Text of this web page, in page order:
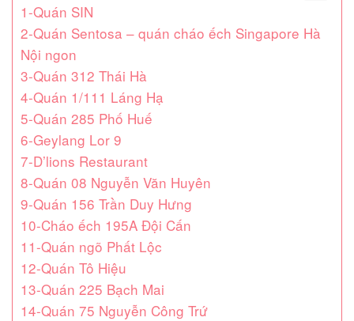
1-Quán SIN
2-Quán Sentosa – quán cháo ếch Singapore Hà
Nội ngon
3-Quán 312 Thái Hà
4-Quán 1/111 Láng Hạ
5-Quán 285 Phố Huế
6-Geylang Lor 9
7-D’lions Restaurant
8-Quán 08 Nguyễn Văn Huyên
9-Quán 156 Trần Duy Hưng
10-Cháo ếch 195A Đội Cấn
11-Quán ngõ Phất Lộc
12-Quán Tô Hiệu
13-Quán 225 Bạch Mai
14-Quán 75 Nguyễn Công Trứ